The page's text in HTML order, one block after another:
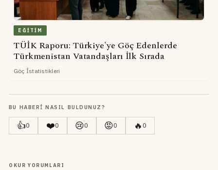
EĞITIM
TÜİK Raporu: Türkiye'ye Göç Edenlerde
Türkmenistan Vatandaşları İlk Sırada
Göç İstatistikleri
BU HABERI NASIL BULDUNUZ?
👍0 ❤️0 😢0 😡0 🔥0
OKUR YORUMLARI